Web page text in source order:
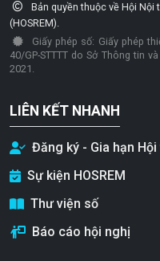
Bản quyền thuộc về Hội Nội
(HOSREM).
Giấy phép số: Giấy phép
40/GP-STTTT do Sở Thông tin
2021.
LIÊN KẾT NHANH
Đăng ký - Gia hạn Hội
Sự kiện HOSREM
Thư viện số
Báo cáo hội nghị